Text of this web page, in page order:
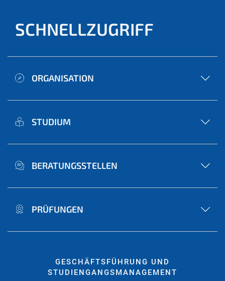
SCHNELLZUGRIFF
ORGANISATION
STUDIUM
BERATUNGSSTELLEN
PRÜFUNGEN
GESCHÄFTSFÜHRUNG UND
STUDIENGANGSMANAGEMENT